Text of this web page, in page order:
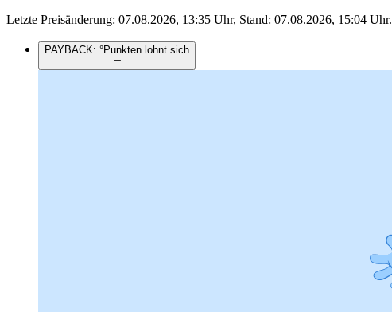
Letzte Preisänderung: 07.08.2026, 13:35 Uhr, Stand: 07.08.2026, 15:04 Uhr.
PAYBACK: °Punkten lohnt sich